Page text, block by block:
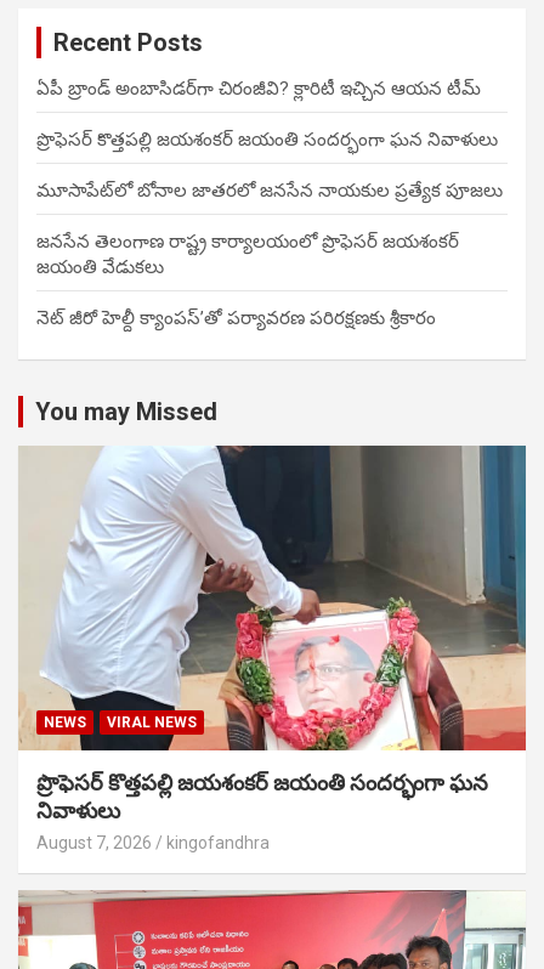
Recent Posts
ఏపీ బ్రాండ్ అంబాసిడర్‌గా చిరంజీవి? క్లారిటీ ఇచ్చిన ఆయన టీమ్
ప్రొఫెసర్ కొత్తపల్లి జయశంకర్ జయంతి సందర్భంగా ఘన నివాళులు
మూసాపేట్‌లో బోనాల జాతరలో జనసేన నాయకుల ప్రత్యేక పూజలు
జనసేన తెలంగాణ రాష్ట్ర కార్యాలయంలో ప్రొఫెసర్ జయశంకర్
జయంతి వేడుకలు
నెట్ జీరో హెల్దీ క్యాంపస్’తో పర్యావరణ పరిరక్షణకు శ్రీకారం
You may Missed
NEWS VIRAL NEWS
ప్రొఫెసర్ కొత్తపల్లి జయశంకర్ జయంతి సందర్భంగా ఘన
నివాళులు
August 7, 2026 kingofandhra